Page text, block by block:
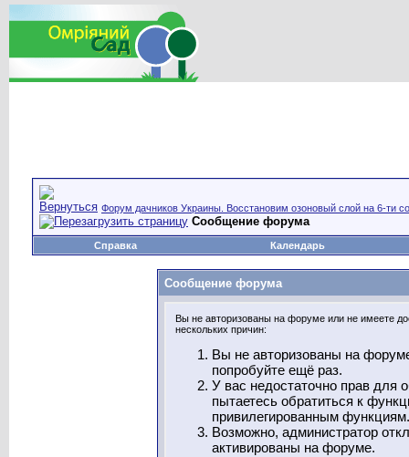
Форум дачников Украины. Восстановим озоновый слой на 6-ти
Сообщение форума
Справка Календарь
Сообщение форума
Вы не авторизованы на форуме или не имеете
нескольких причин:
Вы не авторизованы на
попробуйте ещё раз.
У вас недостаточно прав для
пытаетесь обратиться к
привилегированным функциям.
Возможно, администратор
активированы на форуме.